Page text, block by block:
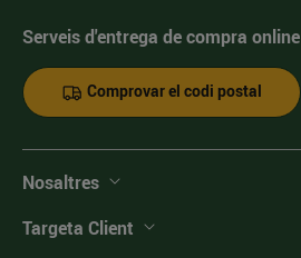
Serveis d'entrega de compra online
Comprovar el codi postal
Nosaltres
Targeta Client